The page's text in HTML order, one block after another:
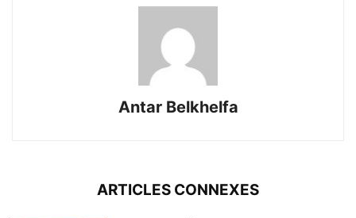
Antar Belkhelfa
ARTICLES CONNEXES